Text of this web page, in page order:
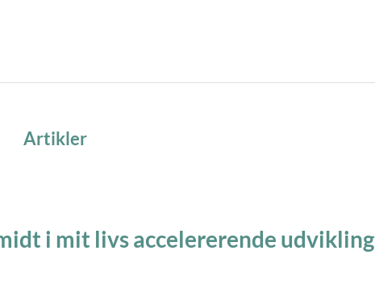
Artikler
i mit livs accelererende udvikling